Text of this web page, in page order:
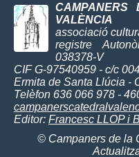
VALÈNCIA
associació
registre
038378-V
CIF G-97540959 - c/c
Ermita de Santa Llúcia -
Telèfon 636 066 978 -
Editor: Francesc LLOP i
© Campaners de la